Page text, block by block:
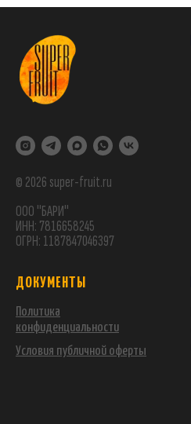
© 2026 super-fruit.ru
ООО "БАРИ"
ИНН: 7816658245
ОГРН: 1187847046397
ДОКУМЕНТЫ
Политика
конфиденциальности
Условия публичной оферты